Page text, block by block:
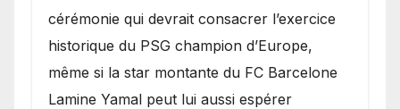
cérémonie qui devrait consacrer l’exercice
historique du PSG champion d’Europe,
même si la star montante du FC Barcelone
Lamine Yamal peut lui aussi espérer